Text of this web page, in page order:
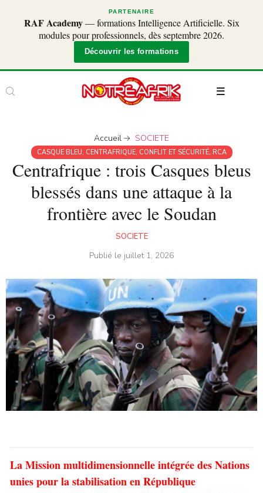
PARTENAIRE
RAF Academy— formations Intelligence Artificielle. Six
modules pour professionnels, dès septembre 2026.
Découvrir les formations
Accueil SOCIETE
CASQUE BLEU, CENTRAFRIQUE, CONFLIT ET SÉCURITÉ, RCA
Centrafrique : trois Casques bleus
blessés dans une attaque à la
frontière avec le Soudan
SOCIETE
Publié le juillet 1, 2026
La Mission multidimensionnelle intégrée des Nations
unies pour la stabilisation en République